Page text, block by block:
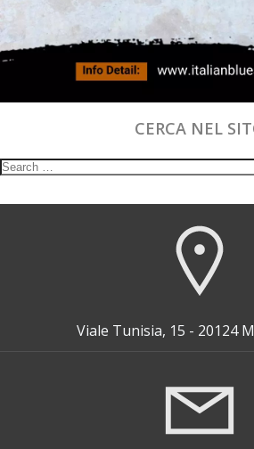
CERCA NEL
Search
Viale Tunisia, 15 - 20124